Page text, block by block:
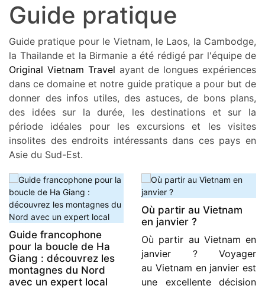
Guide pratique
Guide pratique pour le Vietnam, le Laos, la Cambodge,
la Thailande et la Birmanie a été rédigé par l'équipe de
Original Vietnam Travel ayant de longues expériences
dans ce domaine et notre guide pratique a pour but de
donner des infos utiles, des astuces, de bons plans,
des idées sur la durée, les destinations et sur la
période idéales pour les excursions et les visites
insolites des endroits intéressants dans ces pays en
Asie du Sud-Est.
Guide francophone
pour la boucle de Ha
Giang : découvrez les
montagnes du Nord
avec un expert local
Où partir au Vietnam
en janvier ?
Où partir au Vietnam en
janvier ? Voyager
au Vietnam en janvier est
une excellente décision